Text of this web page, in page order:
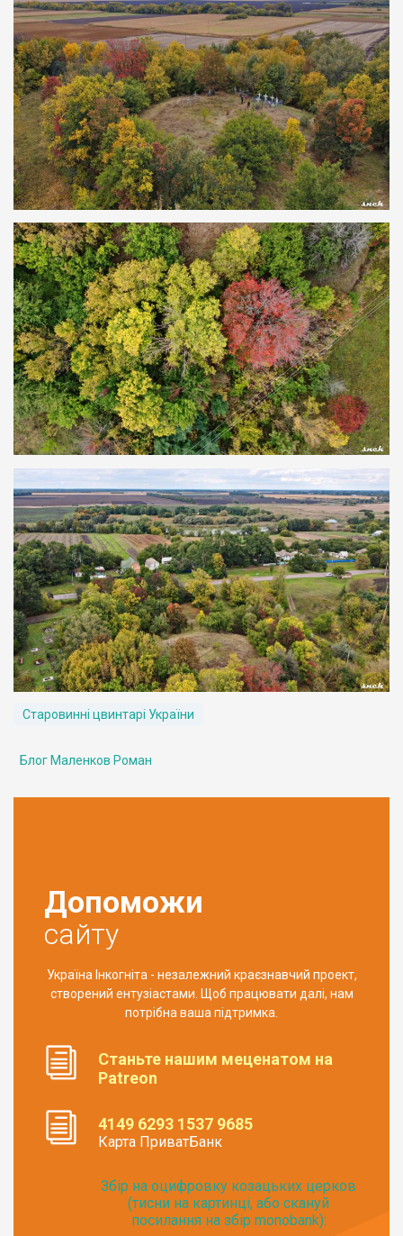
Старовинні цвинтарі України
Блог Маленков Роман
Допоможи
сайту
Україна Інкогніта - незалежний краєзнавчий проект,
створений ентузіастами. Щоб працювати далі, нам
потрібна ваша підтримка.
Станьте нашим меценатом на
Patreon
4149 6293 1537 9685
Карта ПриватБанк
Збір на оцифровку козацьких церков
(тисни на картинці, або скануй
посилання на збір monobank):